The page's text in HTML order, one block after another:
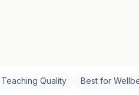
Quality Best for